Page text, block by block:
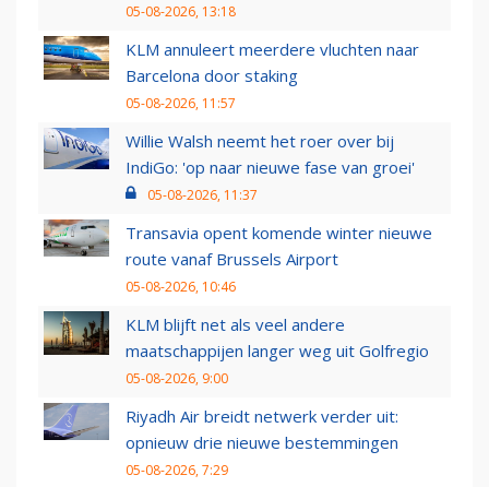
05-08-2026, 13:18
KLM annuleert meerdere vluchten naar
Barcelona door staking
05-08-2026, 11:57
Willie Walsh neemt het roer over bij
IndiGo: 'op naar nieuwe fase van groei'
05-08-2026, 11:37
Transavia opent komende winter nieuwe
route vanaf Brussels Airport
05-08-2026, 10:46
KLM blijft net als veel andere
maatschappijen langer weg uit Golfregio
05-08-2026, 9:00
Riyadh Air breidt netwerk verder uit:
opnieuw drie nieuwe bestemmingen
05-08-2026, 7:29